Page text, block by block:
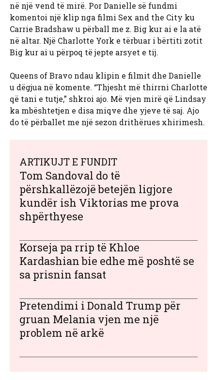
në një vend të mirë. Por Danielle së fundmi
komentoi një klip nga filmi Sex and the City ku
Carrie Bradshaw u përball me z. Big kur ai e la atë
në altar. Një Charlotte York e tërbuar i bërtiti zotit
Big kur ai u përpoq të jepte arsyet e tij.
Queens of Bravo ndau klipin e filmit dhe Danielle
u dëgjua në komente. “Thjesht më thirrni Charlotte
që tani e tutje,” shkroi ajo. Më vjen mirë që Lindsay
ka mbështetjen e disa miqve dhe yjeve të saj. Ajo
do të përballet me një sezon drithërues xhirimesh.
ARTIKUJT E FUNDIT
Tom Sandoval do të
përshkallëzojë betejën ligjore
kundër ish Viktorias me prova
shpërthyese
Korseja pa rrip të Khloe
Kardashian bie edhe më poshtë se
sa prisnin fansat
Pretendimi i Donald Trump për
gruan Melania vjen me një
problem në arkë